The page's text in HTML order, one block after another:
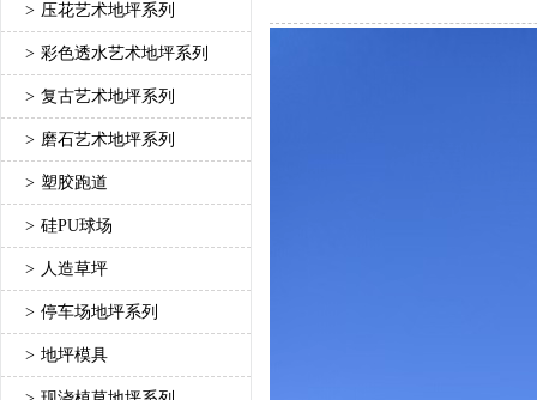
> 压花艺术地坪系列
> 彩色透水艺术地坪系列
> 复古艺术地坪系列
> 磨石艺术地坪系列
> 塑胶跑道
> 硅PU球场
> 人造草坪
> 停车场地坪系列
> 地坪模具